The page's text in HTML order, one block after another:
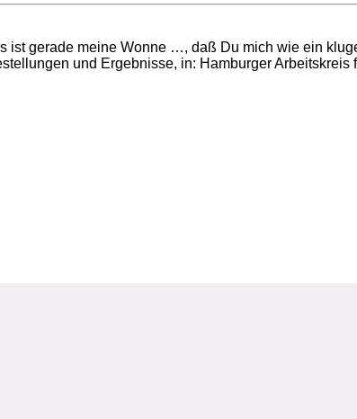
ist gerade meine Wonne …, daß Du mich wie ein
und Ergebnisse, in: Hamburger